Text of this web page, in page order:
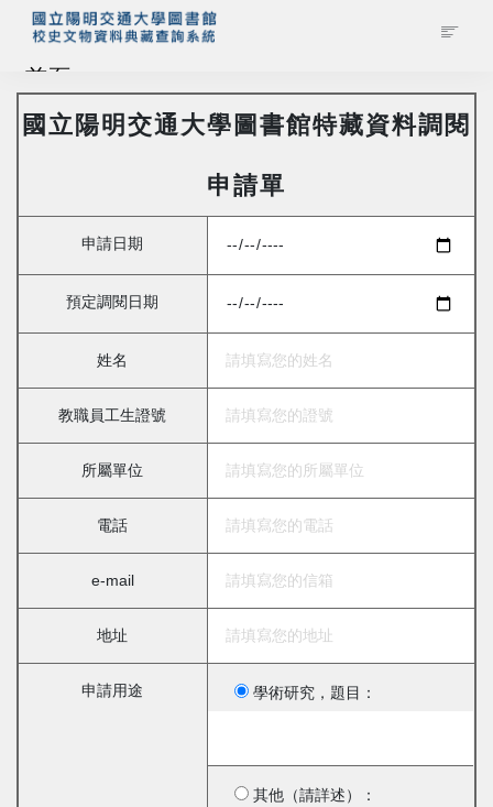
首頁
藏品查詢
管理者登入
國立陽明交通大學圖書館特藏資料調閱
申請單
申請日期
預定調閱日期
姓名
教職員工生證號
所屬單位
電話
e-mail
地址
申請用途 學術研究，題目：
其他（請詳述）：